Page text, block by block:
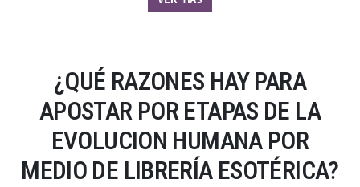
¿QUÉ RAZONES HAY PARA
APOSTAR POR ETAPAS DE LA
EVOLUCION HUMANA POR
MEDIO DE LIBRERÍA ESOTÉRICA?